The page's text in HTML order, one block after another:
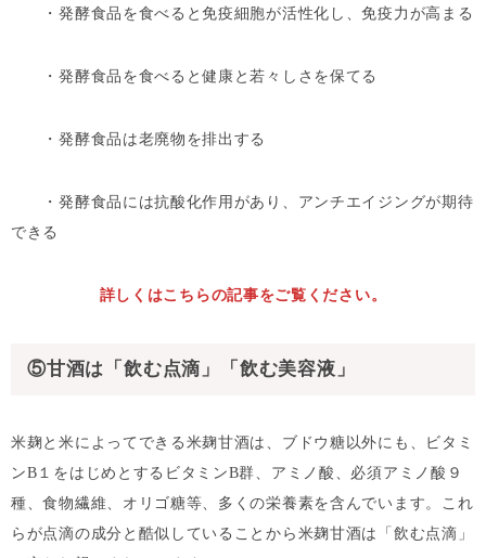
・発酵食品を食べると免疫細胞が活性化し、免疫力が高まる
・発酵食品を食べると健康と若々しさを保てる
・発酵食品は老廃物を排出する
・発酵食品には抗酸化作用があり、アンチエイジングが期待
できる
詳しくはこちらの記事をご覧ください。
⑤甘酒は「飲む点滴」「飲む美容液」
米麹と米によってできる米麹甘酒は、ブドウ糖以外にも、ビタミ
ンB１をはじめとするビタミンB群、アミノ酸、必須アミノ酸９
種、食物繊維、オリゴ糖等、多くの栄養素を含んでいます。これ
らが点滴の成分と酷似していることから米麹甘酒は「飲む点滴」